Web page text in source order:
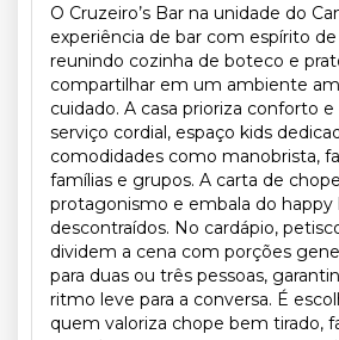
O Cruzeiro’s Bar na unidade do
experiência de bar com espírito
reunindo cozinha de boteco e
compartilhar em um ambiente
cuidado. A casa prioriza conforto
serviço cordial, espaço kids
comodidades como manobrista,
famílias e grupos. A carta de
protagonismo e embala do happy
descontraídos. No cardápio,
dividem a cena com porções
para duas ou três pessoas,
ritmo leve para a conversa. É
quem valoriza chope bem tirado,